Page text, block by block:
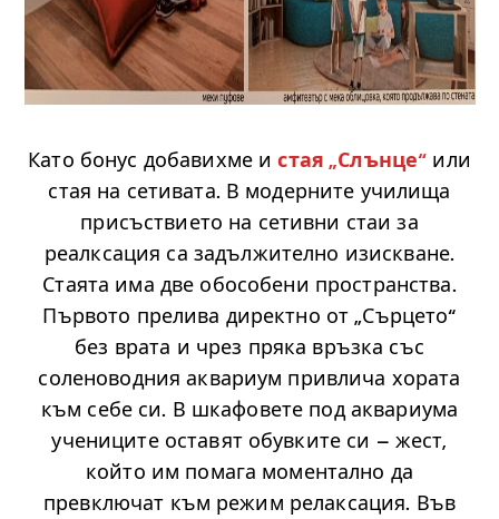
Като бонус добавихме истая „Слънце“ или
стая на сетивата. В модерните училища
присъствието на сетивни стаи за
реалксация са задължително изискване.
Стаята има две обособени пространства.
Първото прелива директно от „Сърцето“
без врата и чрез пряка връзка със
соленоводния аквариум привлича хората
към себе си. В шкафовете под аквариума
учениците оставят обувките си – жест,
който им помага моментално да
превключат към режим релаксация. Във